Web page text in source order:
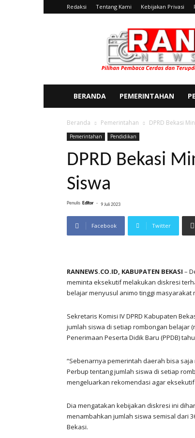
Redaksi Tentang Kami Kebijakan Privasi
News
BERANDA PEMERINTAHAN
Beranda Pemerintahan DPRD Bekasi
Pemerintahan Pendidikan
DPRD Bekasi
Siswa
Penulis Editor - 9 Juli 2023
Facebook Twitter
RANNEWS.CO.ID, KABUPATEN BEKASI –
meminta eksekutif melakukan diskresi
belajar menyusul animo tinggi
Sekretaris Komisi IV DPRD Kabupaten
jumlah siswa di setiap rombongan belajar
Penerimaan Peserta Didik Baru (PPDB)
“Sebenarnya pemerintah daerah bisa
Perbup tentang jumlah siswa di setiap
mengeluarkan rekomendasi agar
Dia mengatakan kebijakan diskresi ini
menambahkan jumlah siswa semisal dari
Bekasi.